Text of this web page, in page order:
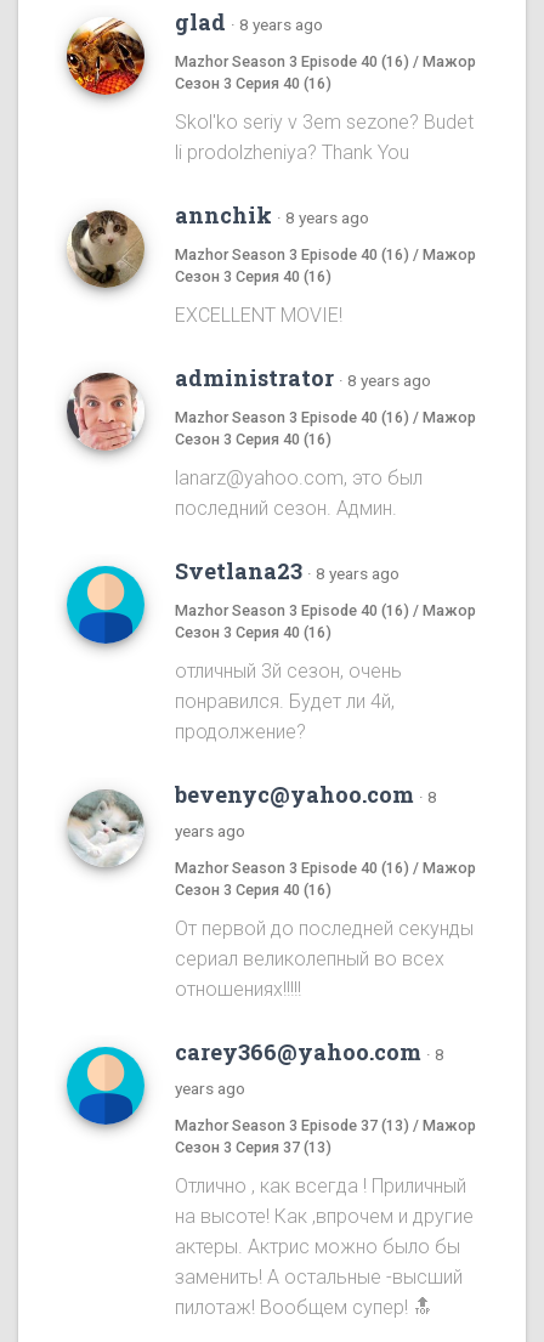
glad · 8 years ago
Mazhor Season 3 Episode 40 (16) / Мажор
Сезон 3 Серия 40 (16)
Skol'ko seriy v 3em sezone? Budet
li prodolzheniya? Thank You
annchik · 8 years ago
Mazhor Season 3 Episode 40 (16) / Мажор
Сезон 3 Серия 40 (16)
EXCELLENT MOVIE!
administrator · 8 years ago
Mazhor Season 3 Episode 40 (16) / Мажор
Сезон 3 Серия 40 (16)
lanarz@yahoo.com, это был
последний сезон. Админ.
Svetlana23 · 8 years ago
Mazhor Season 3 Episode 40 (16) / Мажор
Сезон 3 Серия 40 (16)
отличный 3й сезон, очень
понравился. Будет ли 4й,
продолжение?
bevenyc@yahoo.com · 8
years ago
Mazhor Season 3 Episode 40 (16) / Мажор
Сезон 3 Серия 40 (16)
От первой до последней секунды
сериал великолепный во всех
отношениях!!!!!
carey366@yahoo.com · 8
years ago
Mazhor Season 3 Episode 37 (13) / Мажор
Сезон 3 Серия 37 (13)
Отлично , как всегда ! Приличный
на высоте! Как ,впрочем и другие
актеры. Актрис можно было бы
заменить! А остальные -высший
пилотаж! Вообщем супер! 🔝